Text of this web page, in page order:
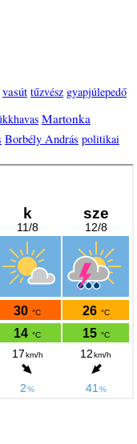
vasút tűzvész gyapjúlepedő
Martonka
Borbély András politikai